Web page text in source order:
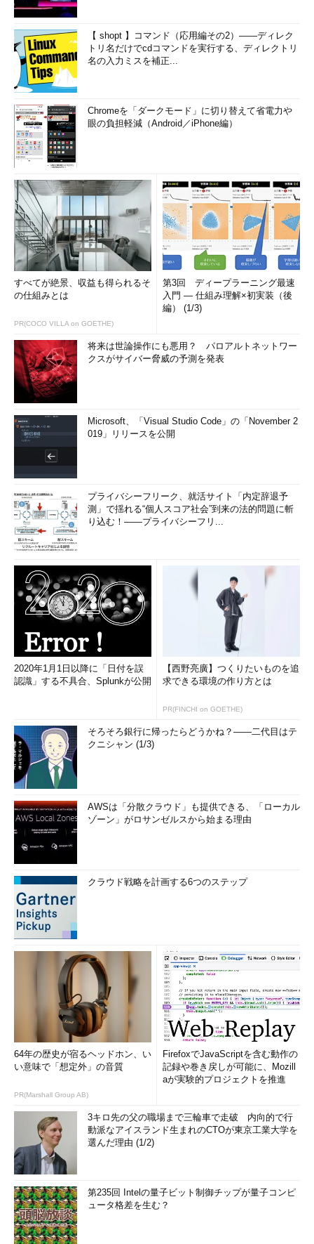
当。のち退社し、専業ライターとして活動を開始。著書に『図
わかるSQLとデータ設計』『シェルの基本テクニック』など。
2011年より、地方自治体の在宅就業支援事業にてPC基礎および
Microsoft Office関連の教材作成およびeラーニング指導を担
当。
【 shopt 】コマンド（応用編その2）――ディレク
トリ名だけでcdコマンドを実行する、ディレクトリ
名の入力ミスを補正...
Chromeを「ダークモード」に切り替えて省電力や
眼の負担軽減（Android／iPhone編）
すべてが絶景、収益も得られるそ
の仕組みとは
PR(COCO VILLA on GOETHE)
第3回 ディープラーニング最速
入門 ― 仕組み理解×初実装（後
編） (1/3)
将来は世論操作にも悪用？ パロアルトネットワー
クスがサイバー脅威の予測を発表
Microsoft、「Visual Studio Code」の「November 2
019」リリースを公開
プライバシーフリーク、就活サイト「内定辞退予
測」で揺れる“個人スコア社会”到来の法的問題に斬
り込む！――プライバシーフリ...
2020年1月1日以降に「日付を誤
認識」する不具合、Splunkが公開
【西野亮廣】つくりたいものを追
求できる環境の作り方とは
PR(FINCHI on GOETHE)
そろそろ銀行に帰ったらどうかね？――二代目はテ
クニシャン (1/3)
AWSは「分散クラウド」も提供できる、「ローカル
ゾーン」がロサンゼルスから始まる理由
クラウド戦略を計画する6つのステップ
64年の歴史が宿るヘッドホン、い
い意味で「想定外」の音質
PR(Marshall Group AB)
FirefoxでJavaScriptを含む動作の
記録や巻き戻しが可能に、Mozill
aが実験的プロジェクトを推進
3キロ先の父の職場まで三輪車で走破 内向的で行
動派なアイスランド生まれのCTOが東京工業大学を
選んだ理由 (1/2)
第235回 Intelの量子ビット制御チップが量子コンピ
ュータ格差を生む？